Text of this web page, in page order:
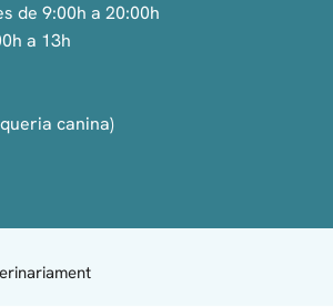
de 9:00h a 20:00h
a 13h
canina)